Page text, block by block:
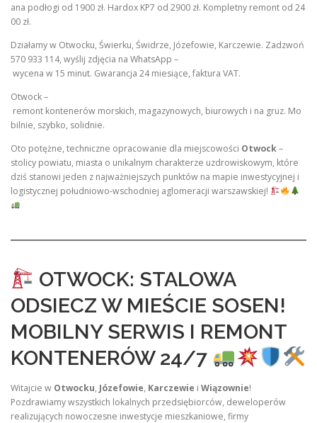
ana podłogi od 1900 zł. Hardox KP7 od 2900 zł. Kompletny remont od 24
00 zł.
Działamy w Otwocku, Świerku, Świdrze, Józefowie, Karczewie. Zadzwoń
570 933 114, wyślij zdjęcia na WhatsApp –
wycena w 15 minut. Gwarancja 24 miesiące, faktura VAT.
Otwock –
remont kontenerów morskich, magazynowych, biurowych i na gruz. Mo
bilnie, szybko, solidnie.
Oto potężne, techniczne opracowanie dla miejscowości Otwock–
stolicy powiatu, miasta o unikalnym charakterze uzdrowiskowym, które
dziś stanowi jeden z najważniejszych punktów na mapie inwestycyjnej i
logistycznej południowo-wschodniej aglomeracji warszawskiej!
OTWOCK: STALOWA
ODSIECZ W MIEŚCIE SOSEN!
MOBILNY SERWIS I REMONT
KONTENERÓW 24/7
Witajcie w Otwocku, Józefowie, Karczewie i Wiązownie!
Pozdrawiamy wszystkich lokalnych przedsiębiorców, deweloperów
realizujących nowoczesne inwestycje mieszkaniowe, firmy